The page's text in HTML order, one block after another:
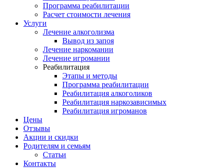
Программа реабилитации
Расчет стоимости лечения
Услуги
Лечение алкоголизма
Вывод из запоя
Лечение наркомании
Лечение игромании
Реабилитация
Этапы и методы
Программа реабилитации
Реабилитация алкоголиков
Реабилитация наркозависимых
Реабилитация игроманов
Цены
Отзывы
Акции и скидки
Родителям и семьям
Статьи
Контакты